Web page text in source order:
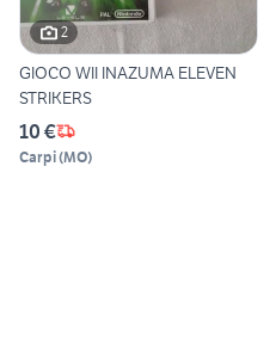
2
GIOCO WII INAZUMA ELEVEN
STRIKERS
10 €
Carpi(MO)